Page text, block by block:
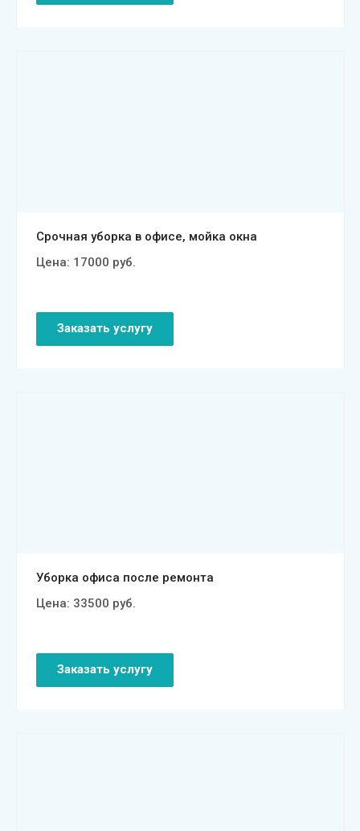
Срочная уборка в офисе, мойка окна
Цена: 17000 руб.
Заказать услугу
Уборка офиса после ремонта
Цена: 33500 руб.
Заказать услугу